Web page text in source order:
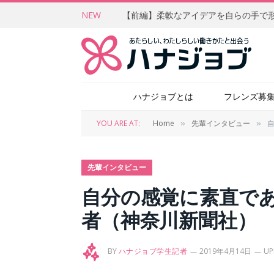
NEW
ハナジョブとは フレンズ募
YOU ARE AT: Home » 先輩インタビュー »
先輩インタビュー
自分の感覚に素直で
者（神奈川新聞社）
BYハナジョブ学生記者 2019年4月14日